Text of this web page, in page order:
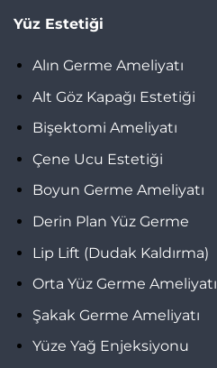
Yüz Estetiği
Alın Germe Ameliyatı
Alt Göz Kapağı Estetiği
Bişektomi Ameliyatı
Çene Ucu Estetiği
Boyun Germe Ameliyatı
Derin Plan Yüz Germe
Lip Lift (Dudak Kaldırma)
Orta Yüz Germe Ameliyatı
Şakak Germe Ameliyatı
Yüze Yağ Enjeksiyonu